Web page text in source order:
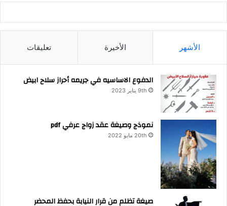
الأشهر الأخيرة تعليقات
الدفوع الاساسيه في جريمه أحراز سلاح ابيض
9th يناير 2023
نموذج وصيغة عقد زواج عرفي pdf
20th مايو 2022
صيغة تظلم من قرار النيابة بحفظ المحضر